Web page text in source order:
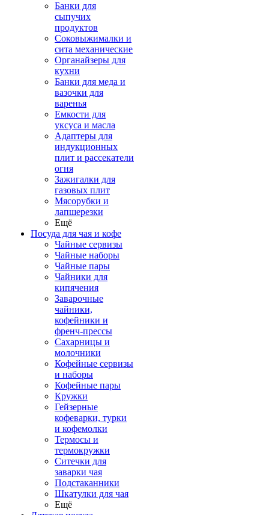
Банки для
сыпучих
продуктов
Соковыжималки и
сита механические
Органайзеры для
кухни
Банки для меда и
вазочки для
варенья
Емкости для
уксуса и масла
Адаптеры для
индукционных
плит и рассекатели
огня
Зажигалки для
газовых плит
Мясорубки и
лапшерезки
Ещё
Посуда для чая и кофе
Чайные сервизы
Чайные наборы
Чайные пары
Чайники для
кипячения
Заварочные
чайники,
кофейники и
френч-прессы
Сахарницы и
молочники
Кофейные сервизы
и наборы
Кофейные пары
Кружки
Гейзерные
кофеварки, турки
и кофемолки
Термосы и
термокружки
Ситечки для
заварки чая
Подстаканники
Шкатулки для чая
Ещё